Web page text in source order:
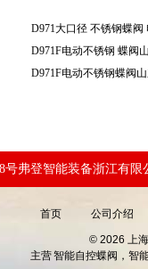
号弗登智能装备浙江有限
首页 公司介绍
© 2026 上
主营智能自控蝶阀，智